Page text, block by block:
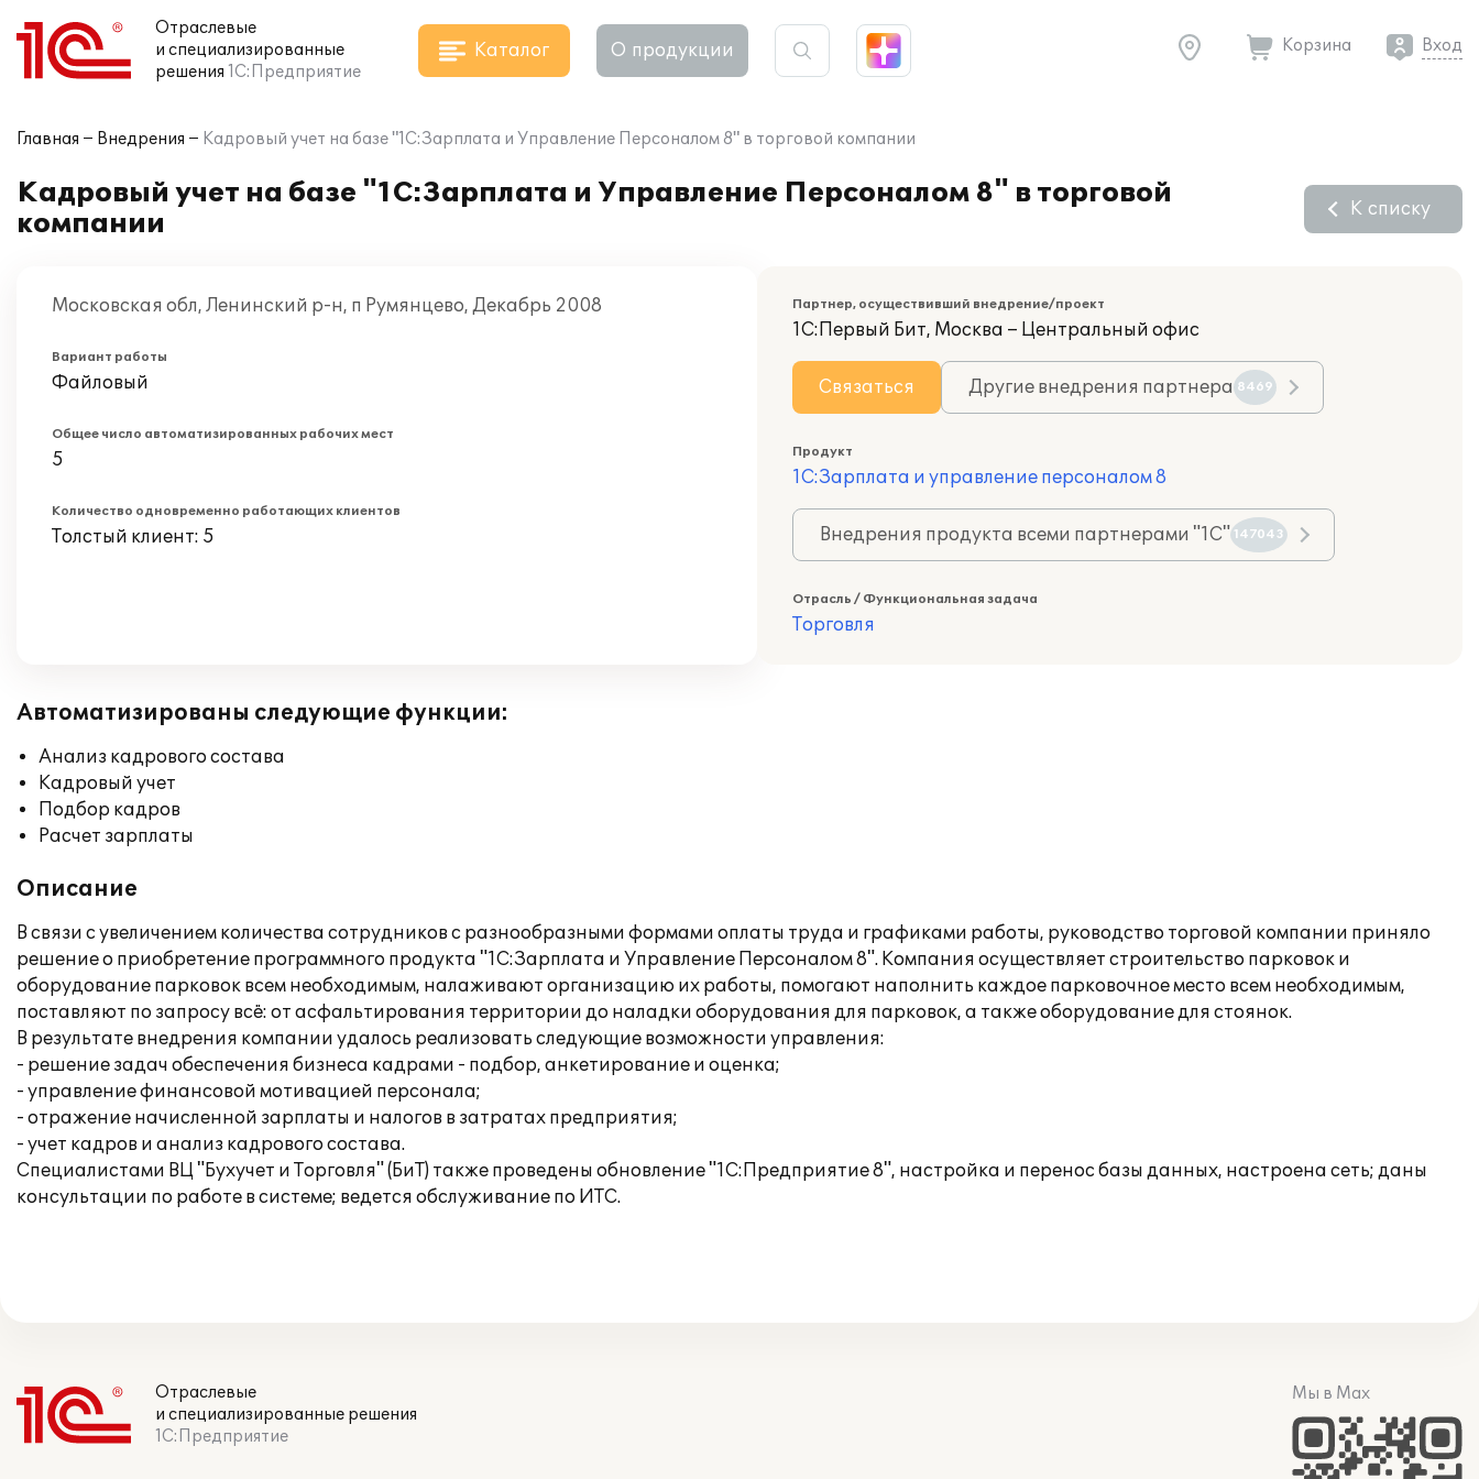
Отраслевые
и специализированные
решения 1С:Предприятие
Каталог О продукции Корзина Вход
Главная Внедрения Кадровый учет на базе "1С:Зарплата и Управление Персоналом 8" в торговой компании
Кадровый учет на базе "1С:Зарплата и Управление Персоналом 8" в торговой
компании
К списку
Московская обл, Ленинский р-н, п Румянцево, Декабрь 2008
Вариант работы
Файловый
Общее число автоматизированных рабочих мест
5
Количество одновременно работающих клиентов
Толстый клиент: 5
Партнер, осуществивший внедрение/проект
1С:Первый Бит, Москва – Центральный офис
Связаться Другие внедрения партнера 8469
Продукт
1С:Зарплата и управление персоналом 8
Внедрения продукта всеми партнерами "1С" 147043
Отрасль / Функциональная задача
Торговля
Автоматизированы следующие функции:
Анализ кадрового состава
Кадровый учет
Подбор кадров
Расчет зарплаты
Описание
В связи с увеличением количества сотрудников с разнообразными формами оплаты труда и графиками работы, руководство торговой компании приняло
решение о приобретение программного продукта "1С:Зарплата и Управление Персоналом 8". Компания осуществляет строительство парковок и
оборудование парковок всем необходимым, налаживают организацию их работы, помогают наполнить каждое парковочное место всем необходимым,
поставляют по запросу всё: от асфальтирования территории до наладки оборудования для парковок, а также оборудование для стоянок.
В результате внедрения компании удалось реализовать следующие возможности управления:
- решение задач обеспечения бизнеса кадрами - подбор, анкетирование и оценка;
- управление финансовой мотивацией персонала;
- отражение начисленной зарплаты и налогов в затратах предприятия;
- учет кадров и анализ кадрового состава.
Специалистами ВЦ "Бухучет и Торговля" (БиТ) также проведены обновление "1С:Предприятие 8", настройка и перенос базы данных, настроена сеть; даны
консультации по работе в системе; ведется обслуживание по ИТС.
Отраслевые
и специализированные решения
1С:Предприятие
Мы в Max